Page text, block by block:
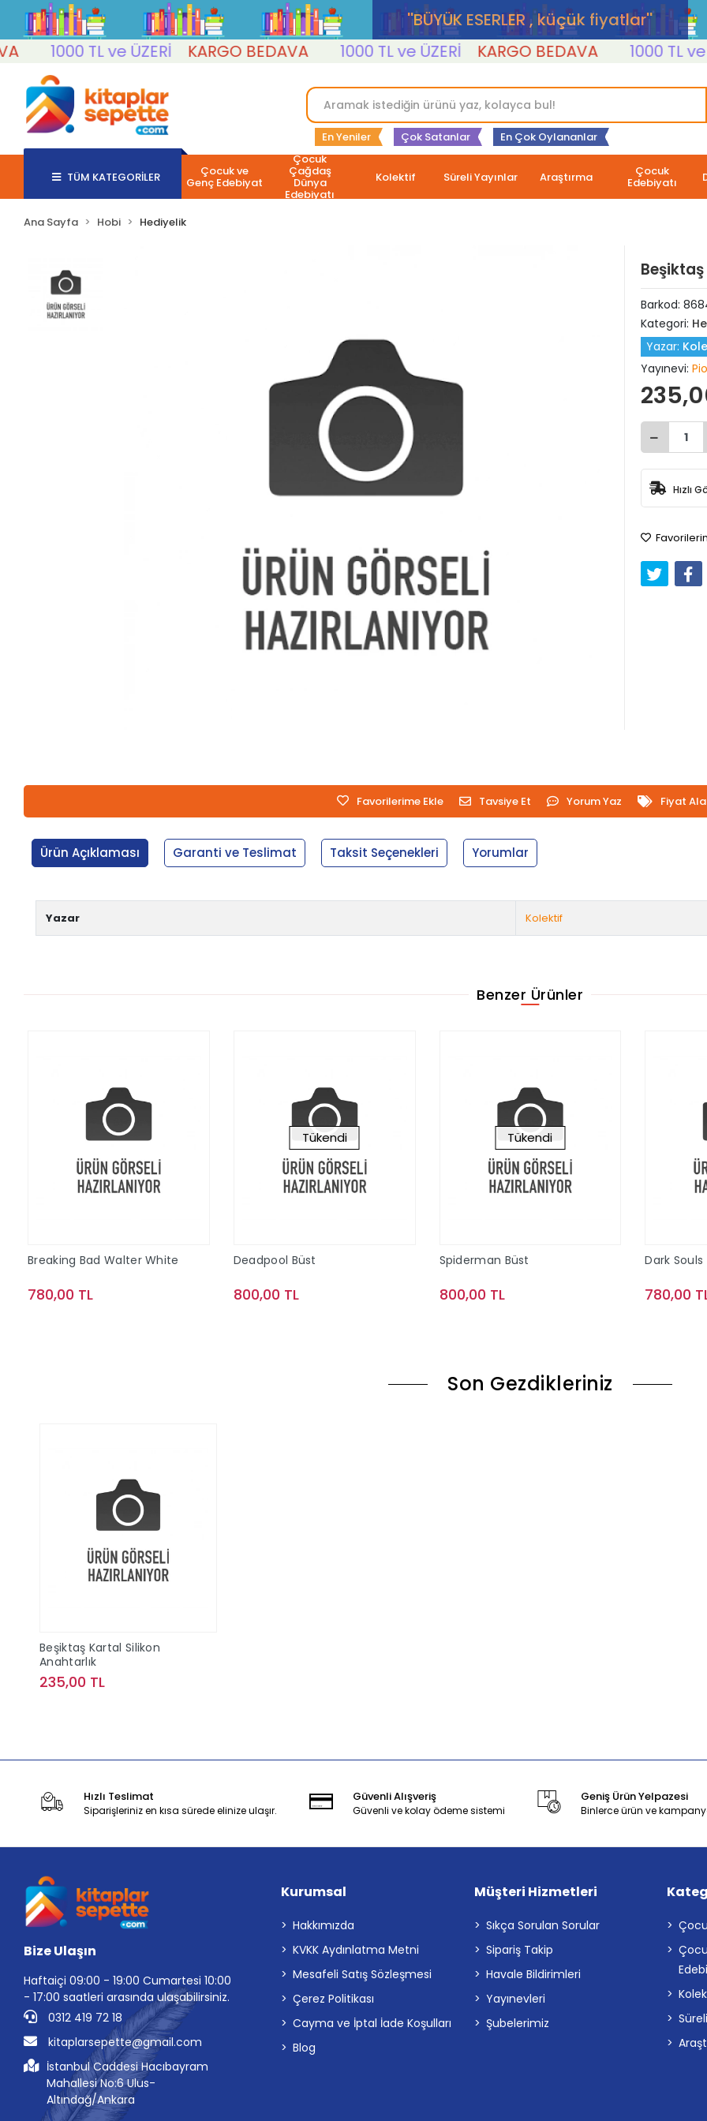
''BÜYÜK ESERLER , küçük fiyatlar''
1000 TL ve ÜZERİ
KARGO BEDAVA 1000 TL ve ÜZERİ KARGO BEDAVA 1000 TL ve
En Yeniler Çok Satanlar En Çok Oylananlar
TÜM KATEGORİLER Çocuk ve
Genç Edebiyat
Çocuk
Çağdaş
Dünya
Edebiyatı
Kolektif Süreli Yayınlar Araştırma Çocuk
Edebiyatı
Ana Sayfa Hobi Hediyelik
Barkod:
Kategori:
Yazar:
Yayınevi:
Hızlı
Favorilerime Ekle Tavsiye Et Yorum Yaz Fiyat
Ürün Açıklaması Garanti ve Teslimat Taksit Seçenekleri Yorumlar
Yazar Kolektif
Benzer Ürünler
Breaking Bad Walter White
780,00 TL
Tükendi
Deadpool Büst
800,00 TL
Tükendi
Spiderman Büst
800,00 TL
Dark Souls
780,00
Son Gezdikleriniz
Beşiktaş Kartal Silikon
Anahtarlık
235,00 TL
Hızlı Teslimat
Siparişleriniz en kısa sürede elinize ulaşır.
Güvenli Alışveriş
Güvenli ve kolay ödeme sistemi
Geniş Ürün Yelpazesi
Binlerce ürün ve
Bize Ulaşın
Haftaiçi 09:00 - 19:00 Cumartesi 10:00
- 17:00 saatleri arasında ulaşabilirsiniz.
0312 419 72 18
kitaplarsepette@gmail.com
İstanbul Caddesi Hacıbayram
Mahallesi No:6 Ulus-
Altındağ/Ankara
Kurumsal
Hakkımızda
KVKK Aydınlatma Metni
Mesafeli Satış Sözleşmesi
Çerez Politikası
Cayma ve İptal İade Koşulları
Blog
Müşteri Hizmetleri
Sıkça Sorulan Sorular
Sipariş Takip
Havale Bildirimleri
Yayınevleri
Şubelerimiz